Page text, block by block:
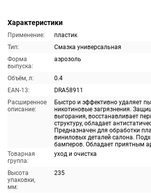
Характеристики
Применение:
пластик
Тип:
Смазка универсальная
Форма
выпуска:
аэрозоль
Объём, л:
0.4
EAN-13:
DRA58911
Расширенное
описание:
Быстро и эффективно удаляет
никотиновые загрязнения.
выгорания, восстанавливает
структуру, обладает
Предназначен для обработки
виниловых деталей салона.
бамперов. Обладает приятным
Товарная
группа:
уход и очистка
Высота
упаковки,
мм:
235